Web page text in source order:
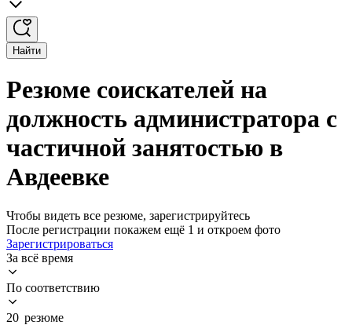
Найти
Резюме соискателей на
должность администратора с
частичной занятостью в
Авдеевке
Чтобы видеть все резюме, зарегистрируйтесь
После регистрации покажем ещё 1 и откроем фото
Зарегистрироваться
За всё время
По соответствию
20 резюме